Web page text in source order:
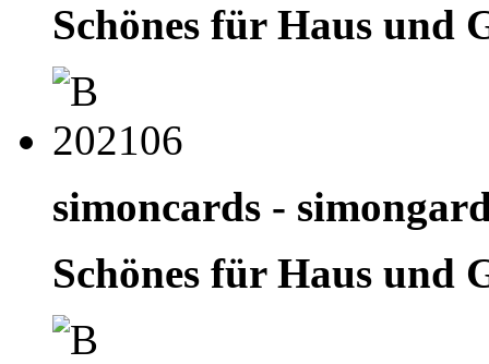
Schönes für Haus und
simoncards -
Schönes für Haus und